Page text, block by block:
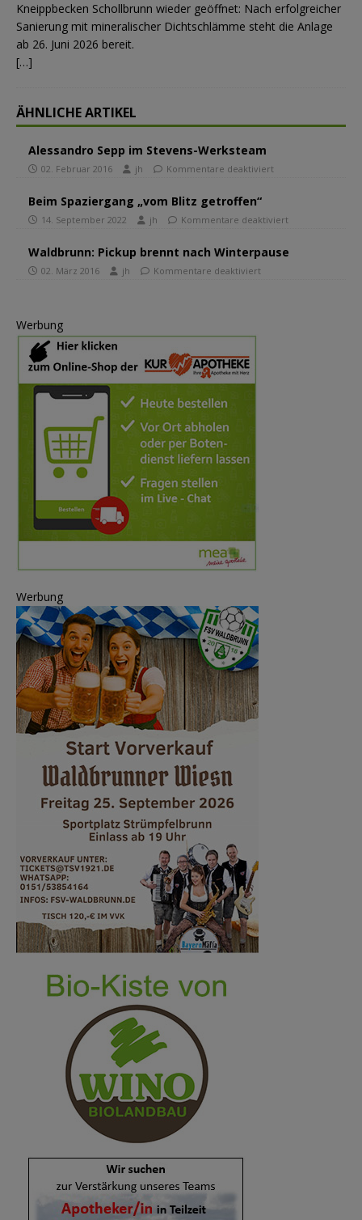
Kneippbecken Schollbrunn wieder geöffnet: Nach erfolgreicher
Sanierung mit mineralischer Dichtschlämme steht die Anlage
ab 26. Juni 2026 bereit.
[…]
ÄHNLICHE ARTIKEL
Alessandro Sepp im Stevens-Werksteam
02. Februar 2016 jh Kommentare deaktiviert
Beim Spaziergang „vom Blitz getroffen“
14. September 2022 jh Kommentare deaktiviert
Waldbrunn: Pickup brennt nach Winterpause
02. März 2016 jh Kommentare deaktiviert
Werbung
Werbung